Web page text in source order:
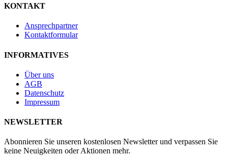
KONTAKT
Ansprechpartner
Kontaktformular
INFORMATIVES
Über uns
AGB
Datenschutz
Impressum
NEWSLETTER
Abonnieren Sie unseren kostenlosen Newsletter und verpassen Sie
keine Neuigkeiten oder Aktionen mehr.